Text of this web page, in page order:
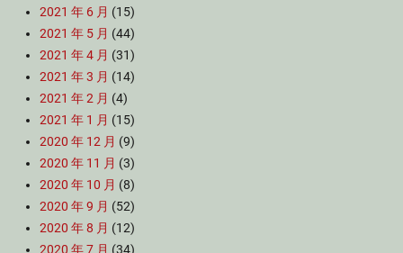
2021 年 6 月 (15)
2021 年 5 月 (44)
2021 年 4 月 (31)
2021 年 3 月 (14)
2021 年 2 月 (4)
2021 年 1 月 (15)
2020 年 12 月 (9)
2020 年 11 月 (3)
2020 年 10 月 (8)
2020 年 9 月 (52)
2020 年 8 月 (12)
2020 年 7 月 (34)